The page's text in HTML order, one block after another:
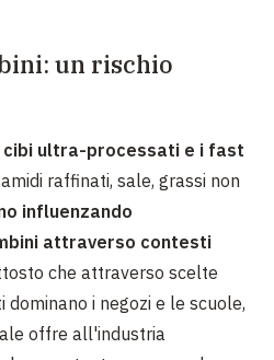
un rischio
cibi ultra-processati e i fast
raffinati, sale, grassi non
influenzando
attraverso contesti
che attraverso scelte
i negozi e le scuole,
offre all'industria